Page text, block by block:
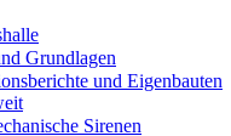
Grundlagen
und Eigenbauten
Sirenen